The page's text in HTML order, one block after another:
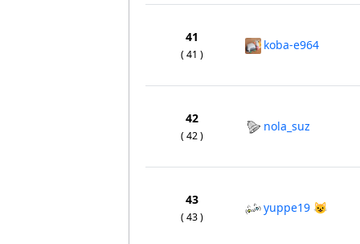
41
( 41 )
koba-e964
42
( 42 )
nola_suz
43
( 43 )
yuppe19 😺